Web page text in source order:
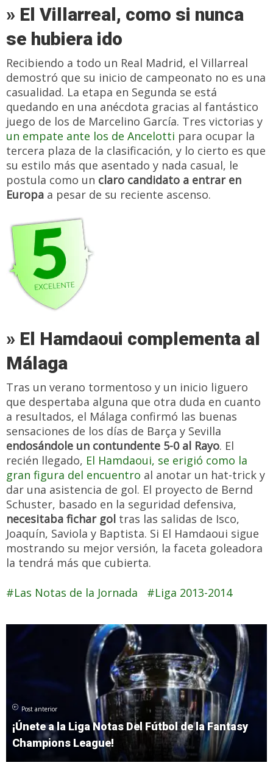
» El Villarreal, como si nunca
se hubiera ido
Recibiendo a todo un Real Madrid, el Villarreal
demostró que su inicio de campeonato no es una
casualidad. La etapa en Segunda se está
quedando en una anécdota gracias al fantástico
juego de los de Marcelino García. Tres victorias y
un empate ante los de Ancelotti para ocupar la
tercera plaza de la clasificación, y lo cierto es que
su estilo más que asentado y nada casual, le
postula como un claro candidato a entrar en
Europa a pesar de su reciente ascenso.
» El Hamdaoui complementa al
Málaga
Tras un verano tormentoso y un inicio liguero
que despertaba alguna que otra duda en cuanto
a resultados, el Málaga confirmó las buenas
sensaciones de los días de Barça y Sevilla
endosándole un contundente 5-0 al Rayo. El
recién llegado, El Hamdaoui, se erigió como la
gran figura del encuentro al anotar un hat-trick y
dar una asistencia de gol. El proyecto de Bernd
Schuster, basado en la seguridad defensiva,
necesitaba fichar gol tras las salidas de Isco,
Joaquín, Saviola y Baptista. Si El Hamdaoui sigue
mostrando su mejor versión, la faceta goleadora
la tendrá más que cubierta.
Las Notas de la Jornada Liga 2013-2014
Post anterior
¡Únete a la Liga Notas Del Fútbol de la Fantasy
Champions League!